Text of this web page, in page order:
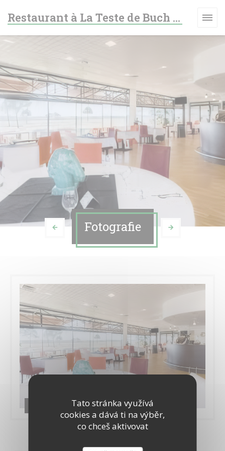
Tato stránka využívá
cookies a dává ti na výběr,
co chceš aktivovat
Restaurant à La Teste de Buch - Le fer à cheval
Fotografie
LE RESTAURANT